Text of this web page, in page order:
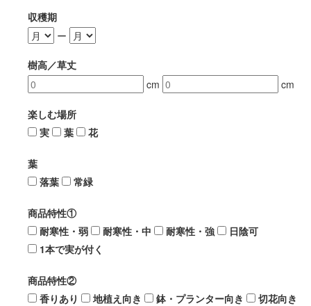
収穫期
ー
樹高／草丈
cm
cm
楽しむ場所
実
葉 花
葉
落葉
常緑
商品特性①
耐寒性・弱
耐寒性・中 耐寒性・強
日陰可
1本で実が付く
商品特性②
香りあり
地植え向き 鉢・プランター向き
切花向き